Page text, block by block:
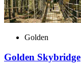
Golden
Golden Skybridge